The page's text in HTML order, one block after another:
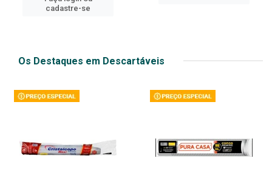
cadastre-se
Os Destaques em Descartáveis